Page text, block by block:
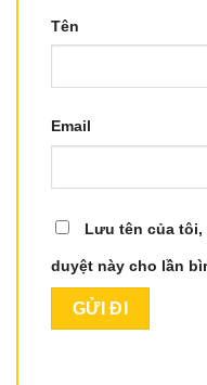
Tên
Email
Lưu tên của tôi,
duyệt này cho lần